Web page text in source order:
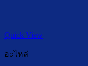
Quick View
อะไหล่